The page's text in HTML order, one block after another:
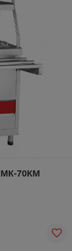
70КМ